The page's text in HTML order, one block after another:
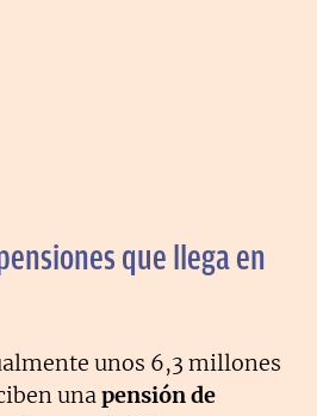
que llega en
unos 6,3 millones
unapensión de